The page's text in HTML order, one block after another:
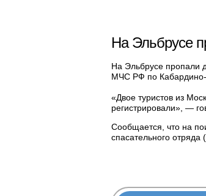
На Эльбрусе
На Эльбрусе пропали
МЧС РФ по Кабардино-
«Двое туристов из
регистрировали», —
Сообщается, что на
спасательного